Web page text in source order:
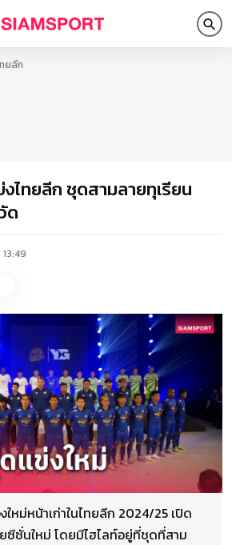
ยลีก
ไทยลีก ชุดสามลายทุเรียน
ด
13:49
ใหม่หน้าเก่าในไทยลีก 2024/25 เปิด
ซีซั่นใหม่ โดยมีไฮไลท์อยู่ที่ชุดที่สาม